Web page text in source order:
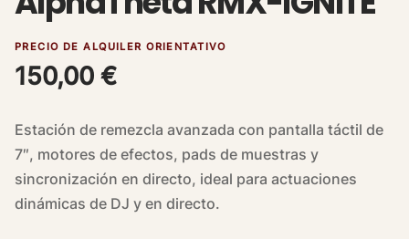
PRECIO DE ALQUILER ORIENTATIVO
150,00 €
Estación de remezcla avanzada con pantalla táctil de
7″, motores de efectos, pads de muestras y
sincronización en directo, ideal para actuaciones
dinámicas de DJ y en directo.